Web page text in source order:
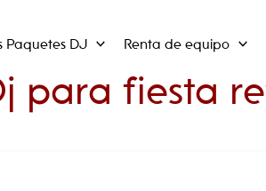
Paquetes DJ Renta de equipo
para fiesta